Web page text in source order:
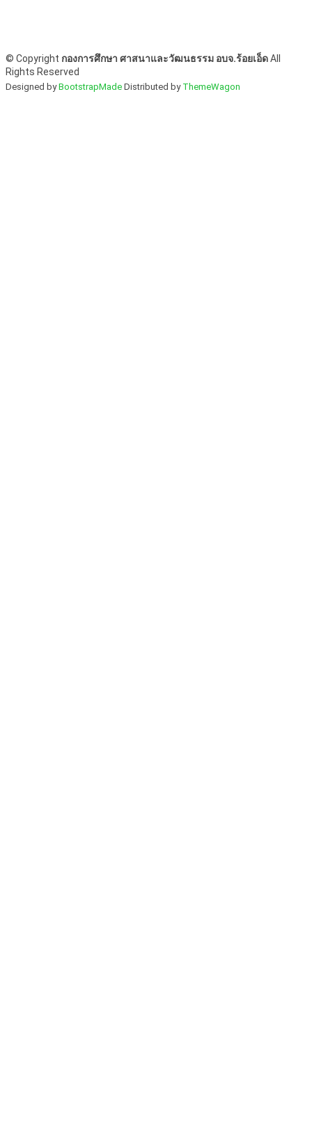
© Copyright กองการศึกษา ศาสนาและวัฒนธรรม อบจ.ร้อยเอ็ดAll
Rights Reserved
Designed byBootstrapMade Distributed by ThemeWagon